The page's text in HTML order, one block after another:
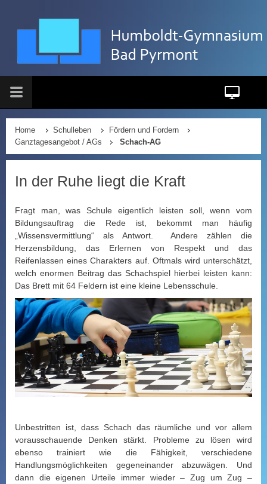
Home Schulleben
Fördern und Fordern
Ganztagesangebot / AGs
Schach-AG
In der Ruhe liegt die Kraft
Fragt man, was Schule eigentlich leisten soll, wenn vom
Bildungsauftrag die Rede ist, bekommt man häufig
„Wissensvermittlung“ als Antwort. Andere zählen die
Herzensbildung, das Erlernen von Respekt und das
Reifenlassen eines Charakters auf. Oftmals wird unterschätzt,
welch enormen Beitrag das Schachspiel hierbei leisten kann:
Das Brett mit 64 Feldern ist eine kleine Lebensschule.
Unbestritten ist, dass Schach das räumliche und vor allem
vorausschauende Denken stärkt. Probleme zu lösen wird
ebenso trainiert wie die Fähigkeit, verschiedene
Handlungsmöglichkeiten gegeneinander abzuwägen. Und
dann die eigenen Urteile immer wieder – Zug um Zug –